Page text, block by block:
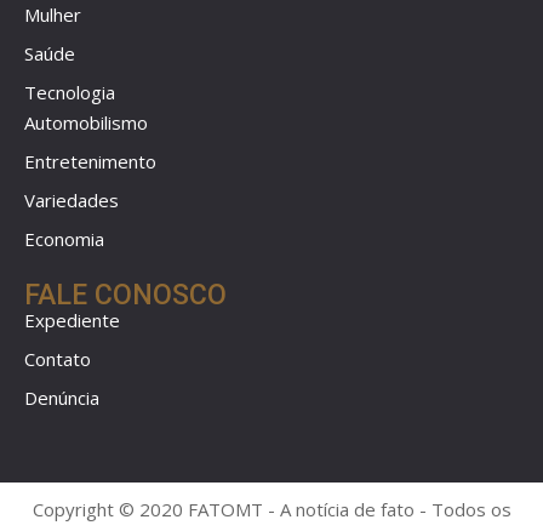
Mulher
Saúde
Tecnologia
Automobilismo
Entretenimento
Variedades
Economia
FALE CONOSCO
Expediente
Contato
Denúncia
Copyright © 2020 FATOMT - A notícia de fato - Todos os